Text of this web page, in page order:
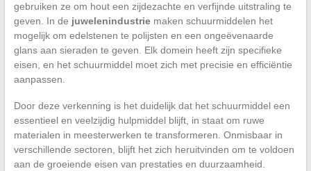
gebruiken ze om hout een zijdezachte en verfijnde uitstraling te
geven. In de juwelenindustriemaken schuurmiddelen het
mogelijk om edelstenen te polijsten en een ongeëvenaarde
glans aan sieraden te geven. Elk domein heeft zijn specifieke
eisen, en het schuurmiddel moet zich met precisie en efficiëntie
aanpassen.
Door deze verkenning is het duidelijk dat het schuurmiddel een
essentieel en veelzijdig hulpmiddel blijft, in staat om ruwe
materialen in meesterwerken te transformeren. Onmisbaar in
verschillende sectoren, blijft het zich heruitvinden om te voldoen
aan de groeiende eisen van prestaties en duurzaamheid.